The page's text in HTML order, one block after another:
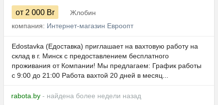
от 2 000 Br
Жлобин
компания: Интернет-магазин Евроопт
Edostavka (Едоставка) приглашает на вахтовую работу на
склад в г. Минск с предоставлением бесплатного
проживания от Компании! Мы предлагаем: График работы
с 9:00 до 21:00 Работа вахтой 20 дней в месяц...
rabota.by - найдена более недели назад